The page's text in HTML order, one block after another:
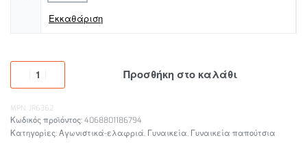
Εκκαθάριση
Προσθήκη στο καλάθι
MPN: JR6362
4068801186794
Κατηγορίες: Αγωνιστικά-ελαφριά, Γυναικεία, Γυναικεία παπούτσια